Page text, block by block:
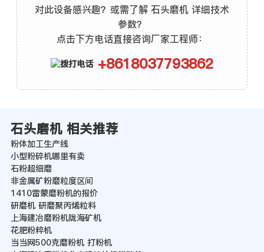
对此设备感兴趣？或需了解 石头磨机 详细技术
参数？
点击下方电话直接咨询厂家工程师：
+8618037793862
石头磨机 相关推荐
粉体加工生产线
小型粉碎机哪里有卖
石粉超细磨
非金属矿粉磨粒度区间
1410雷蒙磨粉机的报价
研磨机 研磨聚丙烯粒料
上海建冶磨粉机陇海矿机
花肥粉粹机
当当网500克磨粉机 打粉机